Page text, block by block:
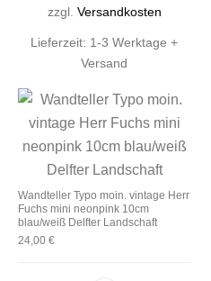
zzgl. Versandkosten
Lieferzeit: 1-3 Werktage +
Versand
Wandteller Typo moin. vintage Herr
Fuchs mini neonpink 10cm
blau/weiß Delfter Landschaft
24,00 €